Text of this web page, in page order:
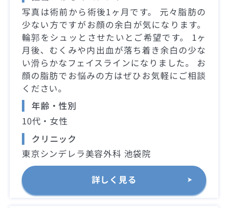
写真は術前から術後1ヶ月です。 元々脂肪の
少ない方ですがお顔の余白が気になります。
輪郭をシュッとさせたいとご希望です。 1ヶ
月後、むくみや内出血が落ち着き余白の少な
い滑らかなフェイスラインになりました。 お
顔の脂肪でお悩みの方はぜひお気軽にご相談
ください。
年齢・性別
10代・女性
クリニック
東京シンデレラ美容外科 池袋院
詳しく見る